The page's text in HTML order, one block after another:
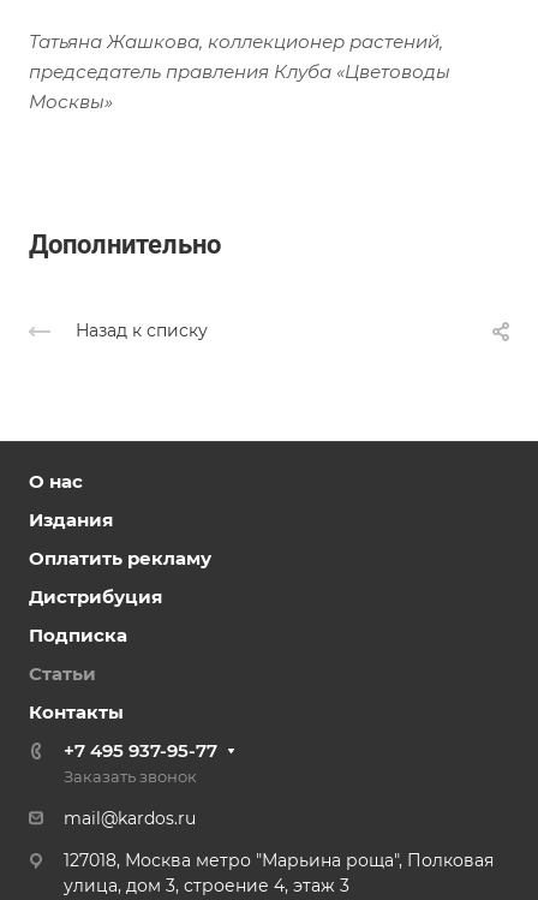
Татьяна Жашкова, коллекционер растений,
председатель правления Клуба «Цветоводы
Москвы»
Дополнительно
Назад к списку
О нас
Издания
Оплатить рекламу
Дистрибуция
Подписка
Статьи
Контакты
+7 495 937-95-77
Заказать звонок
mail@kardos.ru
127018, Москва метро "Марьина роща", Полковая
улица, дом 3, строение 4, этаж 3